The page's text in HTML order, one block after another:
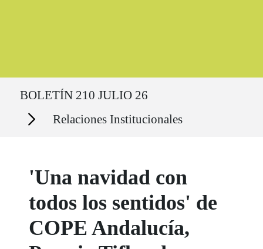
BOLETÍN 210 JULIO 26
Secciones Relaciones Institucionales
'Una navidad con
todos los sentidos' de
COPE Andalucía,